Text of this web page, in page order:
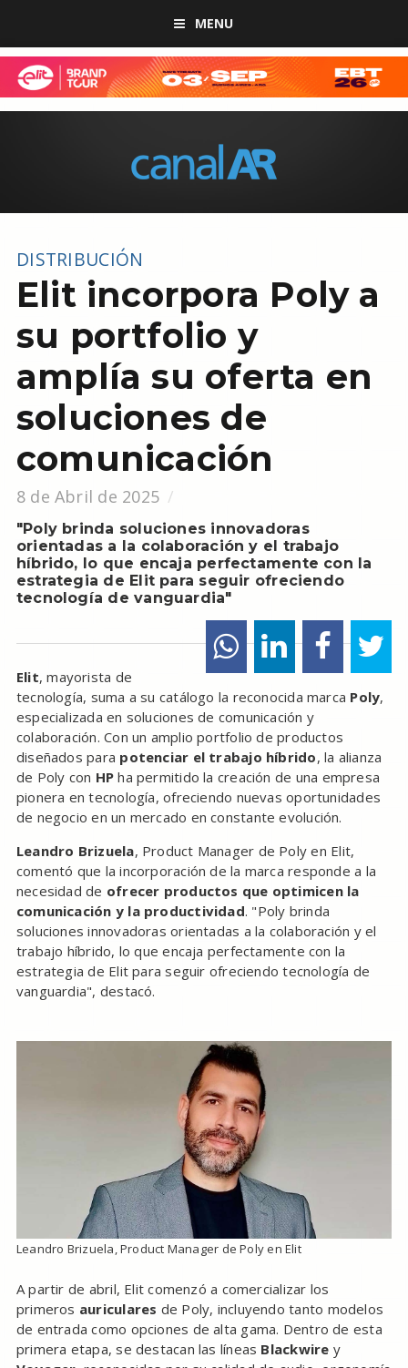
MENU
DISTRIBUCIÓN
Elit incorpora Poly a
su portfolio y
amplía su oferta en
soluciones de
comunicación
8 de Abril de 2025
"Poly brinda soluciones innovadoras
orientadas a la colaboración y el trabajo
híbrido, lo que encaja perfectamente con la
estrategia de Elit para seguir ofreciendo
tecnología de vanguardia"
Elit, mayorista de
tecnología, suma a su catálogo la reconocida marca Poly,
especializada en soluciones de comunicación y
colaboración. Con un amplio portfolio de productos
diseñados para potenciar el trabajo híbrido, la alianza
de Poly con HP ha permitido la creación de una empresa
pionera en tecnología, ofreciendo nuevas oportunidades
de negocio en un mercado en constante evolución.
Leandro Brizuela, Product Manager de Poly en Elit,
comentó que la incorporación de la marca responde a la
necesidad de ofrecer productos que optimicen la
comunicación y la productividad. "Poly brinda
soluciones innovadoras orientadas a la colaboración y el
trabajo híbrido, lo que encaja perfectamente con la
estrategia de Elit para seguir ofreciendo tecnología de
vanguardia", destacó.
Leandro Brizuela, Product Manager de Poly en Elit
A partir de abril, Elit comenzó a comercializar los
primeros auriculares de Poly, incluyendo tanto modelos
de entrada como opciones de alta gama. Dentro de esta
primera etapa, se destacan las líneas Blackwire y